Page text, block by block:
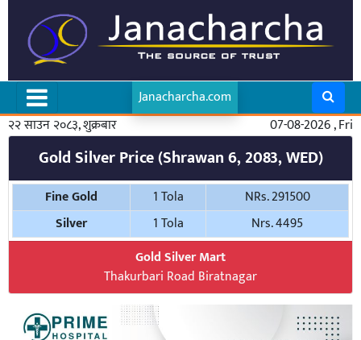
Janacharcha.com
२२ साउन २०८३, शुक्रबार
07-08-2026 , Fri
Gold Silver Price (Shrawan 6, 2083, WED)
Fine Gold 1 Tola
NRs. 291500
Silver
1 Tola
Nrs. 4495
Gold Silver Mart
Thakurbari Road Biratnagar